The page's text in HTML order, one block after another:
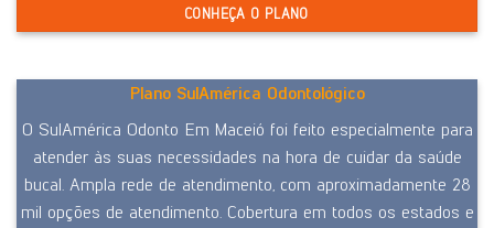
CONHEÇA O PLANO
Plano SulAmérica Odontológico
O SulAmérica Odonto Em Maceió foi feito especialmente para
atender às suas necessidades na hora de cuidar da saúde
bucal. Ampla rede de atendimento, com aproximadamente 28
mil opções de atendimento. Cobertura em todos os estados e